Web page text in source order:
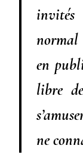
normal
en
libre
ne